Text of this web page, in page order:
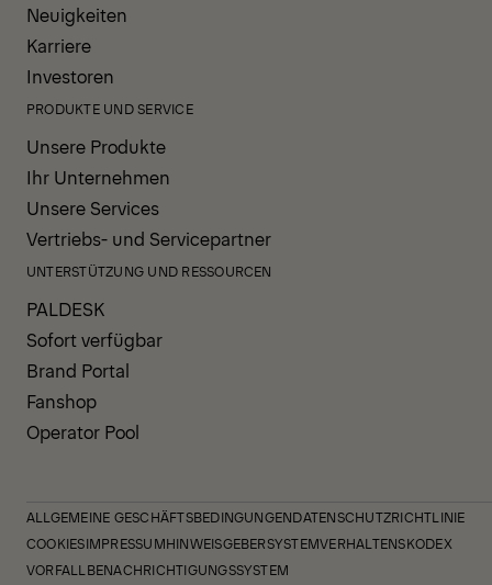
Neuigkeiten
Karriere
Investoren
PRODUKTE UND SERVICE
Unsere Produkte
Ihr Unternehmen
Unsere Services
Vertriebs- und Servicepartner
UNTERSTÜTZUNG UND RESSOURCEN
PALDESK
Sofort verfügbar
Brand Portal
Fanshop
Operator Pool
ALLGEMEINE GESCHÄFTSBEDINGUNGENDATENSCHUTZRICHTLINIE
COOKIESIMPRESSUMHINWEISGEBERSYSTEMVERHALTENSKODEX
VORFALLBENACHRICHTIGUNGSSYSTEM